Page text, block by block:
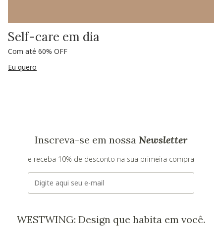
Self-care em dia
Com até 60% OFF
Eu quero
Inscreva-se em nossa Newsletter
e receba 10% de desconto na sua primeira compra
E-mail
WESTWING: Design que habita em você.